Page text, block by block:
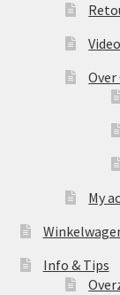
Over
My
Info & Tips